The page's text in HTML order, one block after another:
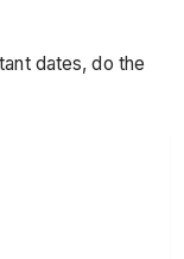
dates, do the